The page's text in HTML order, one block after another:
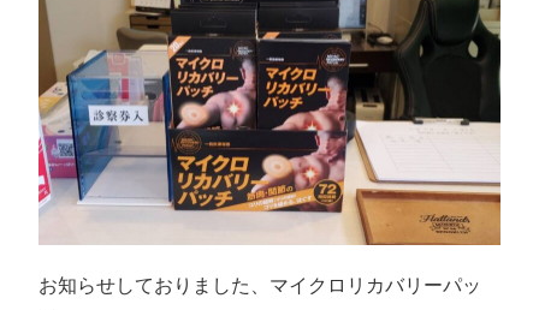
お知らせしておりました、マイクロリカバリーパッ